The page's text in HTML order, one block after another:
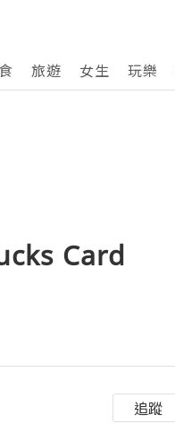
旅遊 女生 玩樂
Card
追蹤